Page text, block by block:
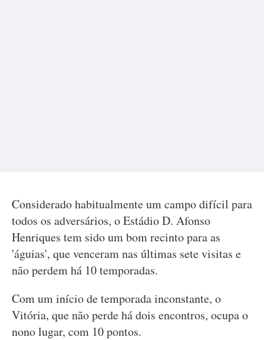
Considerado habitualmente um campo difícil para
todos os adversários, o Estádio D. Afonso
Henriques tem sido um bom recinto para as
'águias', que venceram nas últimas sete visitas e
não perdem há 10 temporadas.
Com um início de temporada inconstante, o
Vitória, que não perde há dois encontros, ocupa o
nono lugar, com 10 pontos.